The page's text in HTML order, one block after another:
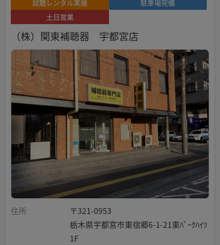
試聴レンタル実施
駐車場完備
土日営業
（株）関東補聴器 宇都宮店
住所
〒321-0953
栃木県宇都宮市東宿郷6-1-21東ﾊﾟｰｸﾊｲﾂ
1F